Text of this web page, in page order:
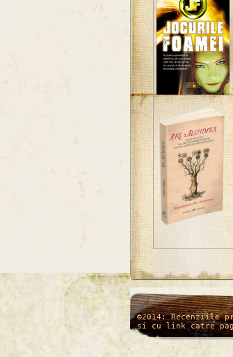
/* */
©2014: Recenziile
si cu link catre